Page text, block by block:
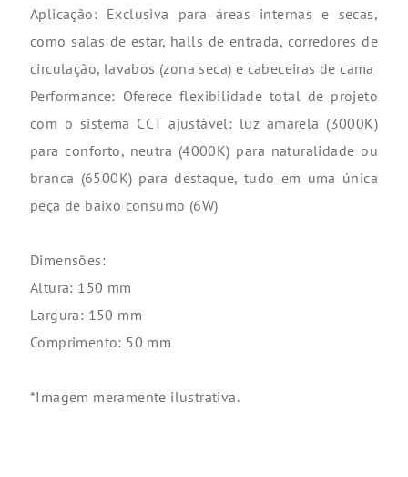
Aplicação: Exclusiva para áreas internas e secas,
como salas de estar, halls de entrada, corredores de
circulação, lavabos (zona seca) e cabeceiras de cama
Performance: Oferece flexibilidade total de projeto
com o sistema CCT ajustável: luz amarela (3000K)
para conforto, neutra (4000K) para naturalidade ou
branca (6500K) para destaque, tudo em uma única
peça de baixo consumo (6W)
Dimensões:
Altura: 150 mm
Largura: 150 mm
Comprimento: 50 mm
*Imagem meramente ilustrativa.